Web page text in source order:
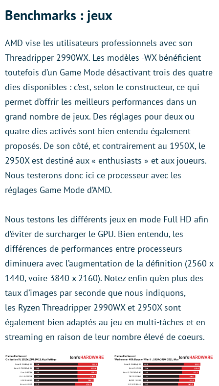
Benchmarks : jeux
AMD vise les utilisateurs professionnels avec son
Threadripper 2990WX. Les modèles -WX bénéficient
toutefois d’un Game Mode désactivant trois des quatre
dies disponibles : c’est, selon le constructeur, ce qui
permet d’offrir les meilleurs performances dans un
grand nombre de jeux. Des réglages pour deux ou
quatre dies activés sont bien entendu également
proposés. De son côté, et contrairement au 1950X, le
2950X est destiné aux « enthusiasts » et aux joueurs.
Nous testerons donc ici ce processeur avec les
réglages Game Mode d’AMD.
Nous testons les différents jeux en mode Full HD afin
d’éviter de surcharger le GPU. Bien entendu, les
différences de performances entre processeurs
diminuera avec l’augmentation de la définition (2560 x
1440, voire 3840 x 2160). Notez enfin qu’en plus des
taux d’images par seconde que nous indiquons,
les Ryzen Threadripper 2990WX et 2950X sont
également bien adaptés au jeu en multi-tâches et en
streaming en raison de leur nombre élevé de coeurs.